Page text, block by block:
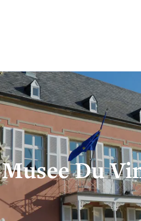
Cycle de conférences
Locations
Locations vélos
Musee Du